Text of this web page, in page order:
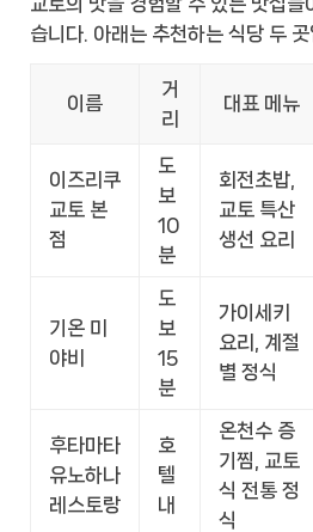
습니다. 아래는 추천하는 식당 두 곳
이름
거
리
대표 메뉴
이즈리쿠
교토 본
점
도
보
10
분
회전초밥,
교토 특산
생선 요리
기온 미
야비
도
보
15
분
가이세키
요리, 계절
별 정식
후타마타
유노하나
레스토랑
호
텔
내
온천수 증
기찜, 교토
식 전통 정
식